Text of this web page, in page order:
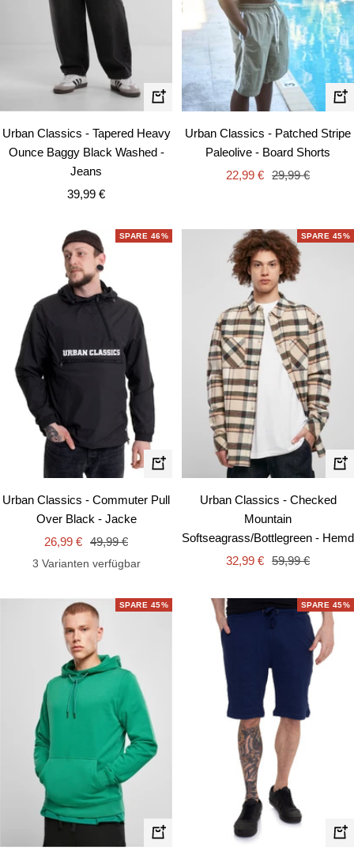
Schnellansicht
Urban Classics - Tapered Heavy
Ounce Baggy Black Washed -
Jeans
Angebotspreis
39,99 €
Urban Classics - Patched Stripe
Paleolive - Board Shorts
Angebotspreis
22,99 € Regulärer
29,99 €
SPARE 46%
Schnellansicht
Urban Classics - Commuter Pull
Over Black - Jacke
Angebotspreis
26,99 € Regulärer
Preis
49,99 €
3 Varianten verfügbar
SPARE 45%
Urban Classics - Checked
Mountain
Softseagrass/Bottlegreen - Hemd
Angebotspreis
32,99 € Regulärer
59,99 €
SPARE 45%
Schnellansicht
SPARE 45%